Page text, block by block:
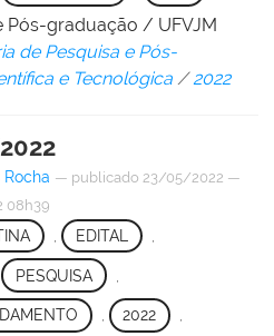
Pós-graduação / UFVJM
de Pesquisa e Pós-
e Tecnológica /2022
— publicado 23/05/2022 —
08h39
EDITAL
PESQUISA
, 2022 ,